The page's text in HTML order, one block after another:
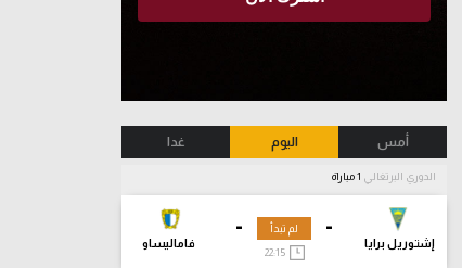
أمس اليوم غدا
الدوري البرتغالي
-
إشتوريل برايا
-
فاماليساو
لم تبدأ
22:15